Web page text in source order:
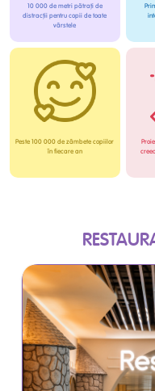
10 000 de metri pătrați de
distracții pentru copii de toate
vârstele
Peste 100 000 de zâmbete copiilor
în fiecare an